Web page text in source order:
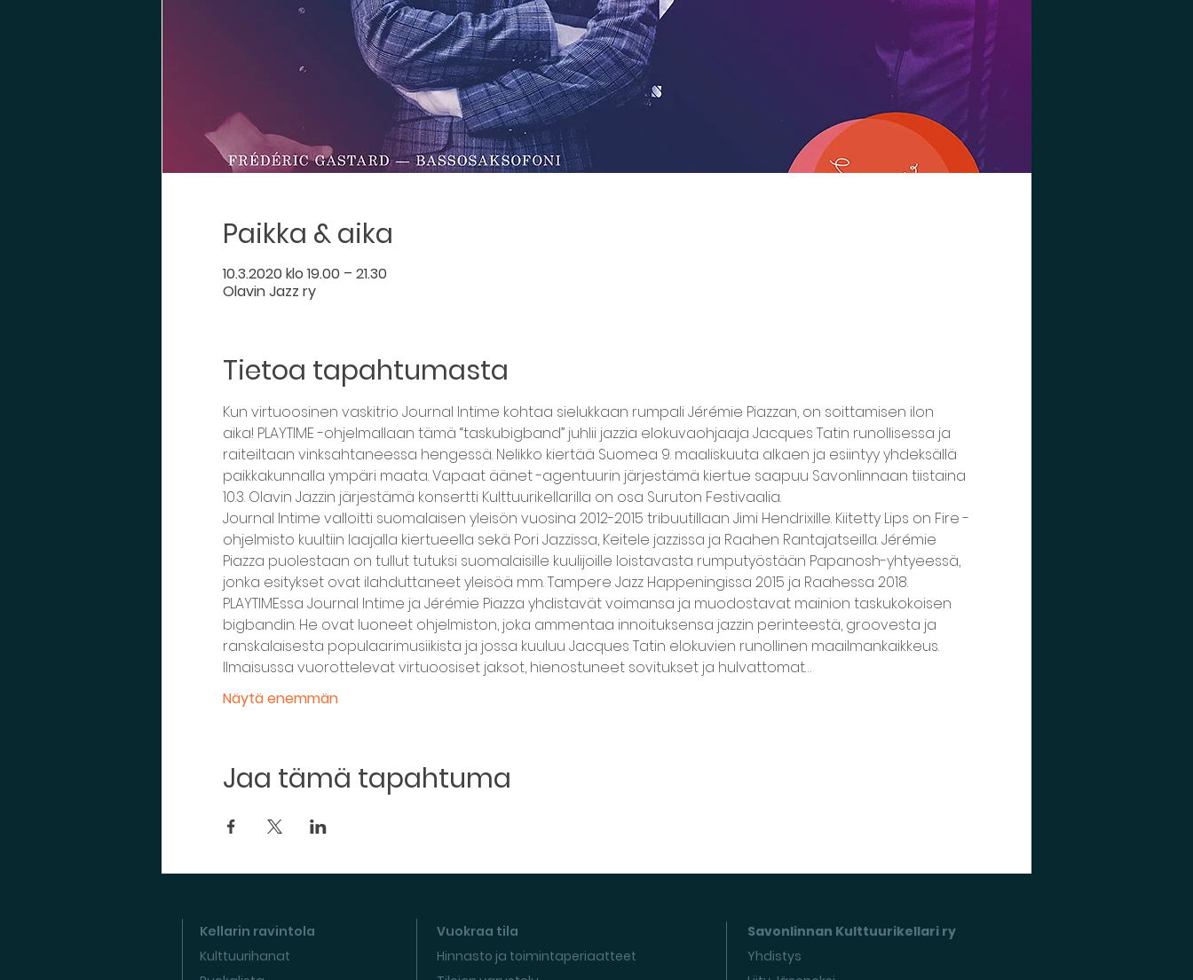
Paikka & aika
10.3.2020 klo 19.00 – 21.30
Olavin Jazz ry
Tietoa tapahtumasta
Kun virtuoosinen vaskitrio Journal Intime kohtaa sielukkaan rumpali Jérémie Piazzan, on soittamisen ilon
aika! PLAYTIME -ohjelmallaan tämä “taskubigband” juhlii jazzia elokuvaohjaaja Jacques Tatin runollisessa ja
raiteiltaan vinksahtaneessa hengessä. Nelikko kiertää Suomea 9. maaliskuuta alkaen ja esiintyy yhdeksällä
paikkakunnalla ympäri maata. Vapaat äänet -agentuurin järjestämä kiertue saapuu Savonlinnaan tiistaina
10.3. Olavin Jazzin järjestämä konsertti Kulttuurikellarilla on osa Suruton Festivaalia.
Journal Intime valloitti suomalaisen yleisön vuosina 2012-2015 tribuutillaan Jimi Hendrixille. Kiitetty Lips on Fire -
ohjelmisto kuultiin laajalla kiertueella sekä Pori Jazzissa, Keitele jazzissa ja Raahen Rantajatseilla. Jérémie
Piazza puolestaan on tullut tutuksi suomalaisille kuulijoille loistavasta rumputyöstään Papanosh-yhtyeessä,
jonka esitykset ovat ilahduttaneet yleisöä mm. Tampere Jazz Happeningissa 2015 ja Raahessa 2018.
PLAYTIMEssa Journal Intime ja Jérémie Piazza yhdistavät voimansa ja muodostavat mainion taskukokoisen
bigbandin. He ovat luoneet ohjelmiston, joka ammentaa innoituksensa jazzin perinteestä, groovesta ja
ranskalaisesta populaarimusiikista ja jossa kuuluu Jacques Tatin elokuvien runollinen maailmankaikkeus.
Ilmaisussa vuorottelevat virtuoosiset jaksot, hienostuneet sovitukset ja hulvattomat…
Näytä enemmän
Jaa tämä tapahtuma
Kellarin ravintola
Kulttuurihanat
Vuokraa tila
Hinnasto ja toimintaperiaatteet
Savonlinnan Kulttuurikellari ry
Yhdistys